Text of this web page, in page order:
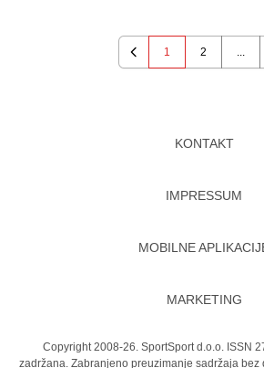
Previous
1 2 ...
KONTAKT
IMPRESSUM
MOBILNE
MARKETING
Copyright 2008-26. SportSport d.o.o. ISSN
zadržana. Zabranjeno preuzimanje sadržaja bez